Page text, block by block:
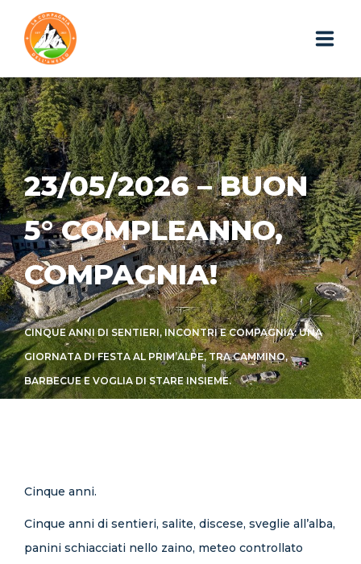
HOME
CHI SIAMO
ESCURSIONI
PHOTOGALLERY
IL BLOG
I GADGET
WEBAPP
CONTATTI
23/05/2026 – BUON
5° COMPLEANNO,
COMPAGNIA!
CINQUE ANNI DI SENTIERI, INCONTRI E COMPAGNIA: UNA
GIORNATA DI FESTA AL PRIM’ALPE, TRA CAMMINO,
BARBECUE E VOGLIA DI STARE INSIEME.
Cinque anni.
Cinque anni di sentieri, salite, discese, sveglie all’alba,
panini schiacciati nello zaino, meteo controllato